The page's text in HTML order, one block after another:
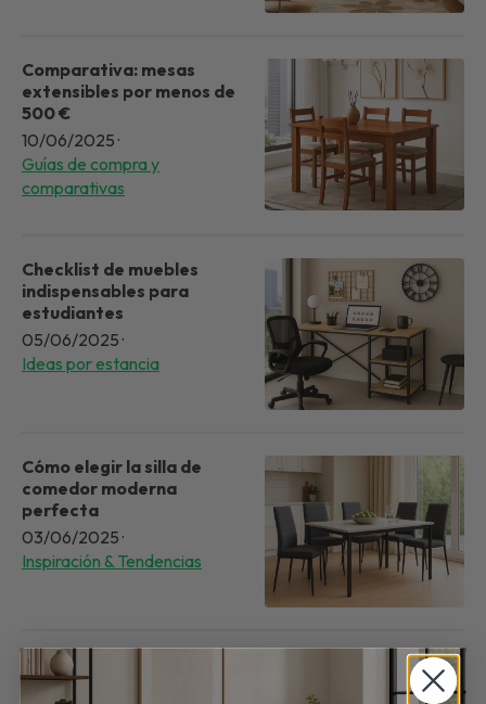
Comparativa: mesas
extensibles por menos de
500 €
10/06/2025 ·
Guías de compra y
comparativas
Checklist de muebles
indispensables para
estudiantes
05/06/2025 ·
Ideas por estancia
Cómo elegir la silla de
comedor moderna
perfecta
03/06/2025 ·
Inspiración & Tendencias